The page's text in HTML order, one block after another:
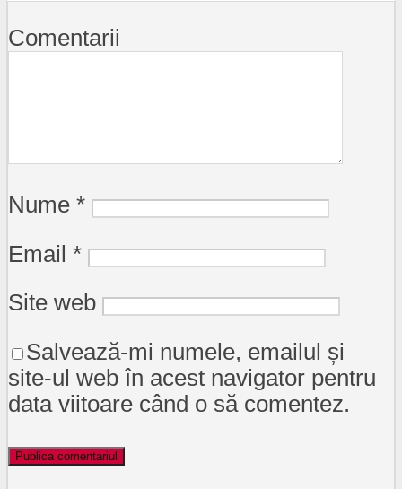
Comentarii
Nume *
Email *
Site web
Salvează-mi numele, emailul și
site-ul web în acest navigator pentru
data viitoare când o să comentez.